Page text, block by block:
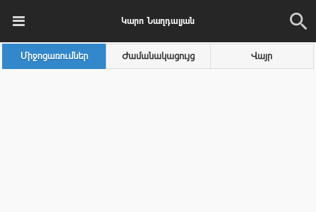
Կարո Նաղդալյան
Միջոցառումներ Ժամանակացույց Վայր